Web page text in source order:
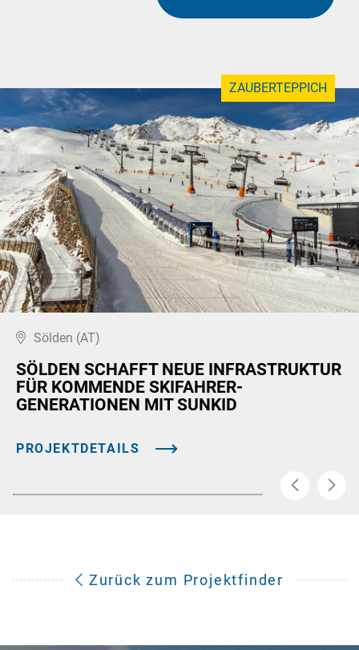
ZAUBERTEPPICH
Sölden (AT)
SÖLDEN SCHAFFT NEUE INFRASTRUKTUR
FÜR KOMMENDE SKIFAHRER-
GENERATIONEN MIT SUNKID
PROJEKTDETAILS
Zurück zum Projektfinder